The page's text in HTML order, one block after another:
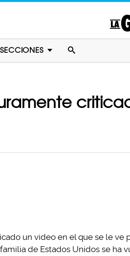
SECCIONES
un video en el que se le ve
de Estados Unidos se ha